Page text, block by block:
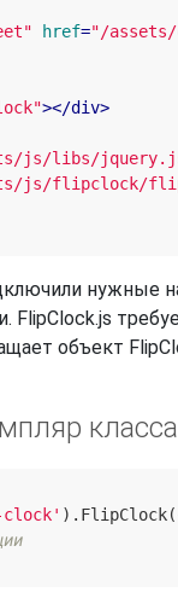
href="/
></div>
js/libs/
js/flipclock/
нужные
объект